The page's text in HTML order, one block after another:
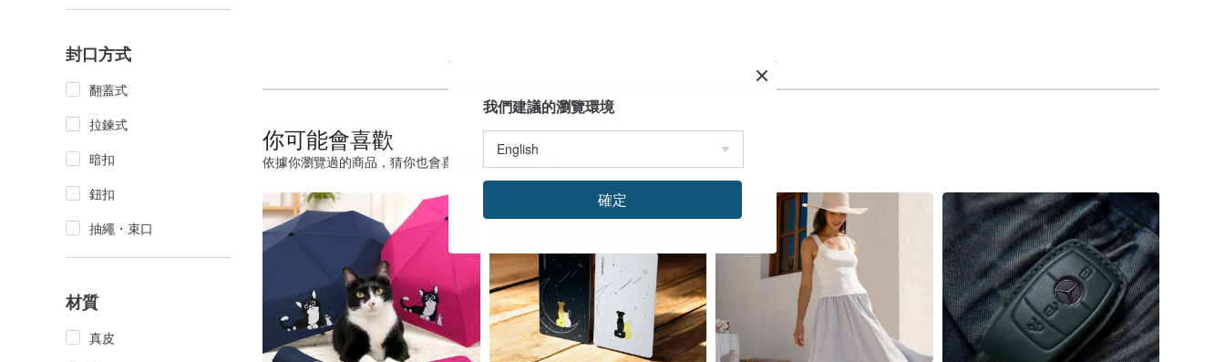
封口方式
翻蓋式
拉鍊式
暗扣
鈕扣
抽繩・束口
材質
真皮
你可能會喜歡
依據你瀏覽過的商品，猜你也會喜歡這些推廣商品
我們建議的瀏覽環境
確定